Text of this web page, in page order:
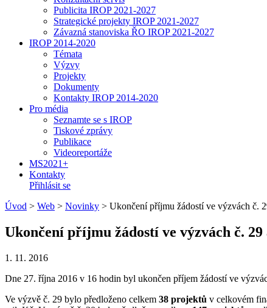
Publicita IROP 2021-2027
Strategické projekty IROP 2021-2027
Závazná stanoviska ŘO IROP 2021-2027
IROP 2014-2020
Témata
Výzvy
Projekty
Dokumenty
Kontakty IROP 2014-2020
Pro média
Seznamte se s IROP
Tiskové zprávy
Publikace
Videoreportáže
MS2021+
Kontakty
Přihlásit se
Úvod > Web > Novinky > Ukončení příjmu žádostí ve výzvách č.
Ukončení příjmu žádostí ve výzvách č.
1. 11. 2016
Dne 27. října 2016 v 16 hodin byl ukončen příjem žádostí ve
Ve výzvě č. 29 bylo předloženo celkem 38 projektů v celkovém